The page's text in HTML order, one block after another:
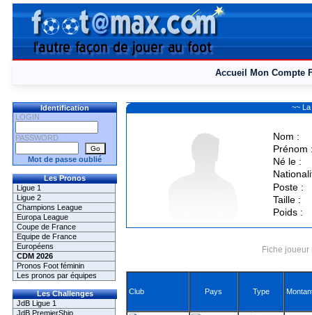
Accueil Mon Compte
Identification
LOGIN
PASSWORD
Mot de passe oublié
Les Pronos
Ligue 1
Ligue 2
Champions League
Europa League
Coupe de France
Equipe de France
Européens
CDM 2026
Pronos Foot féminin
Les pronos par équipes
Les Challenges
JdB Ligue 1
JdB PremierShip
~~
Nom :
Prénom
Né le :
Poste :
Taille :
Poids :
Fiche
Club Pays Type